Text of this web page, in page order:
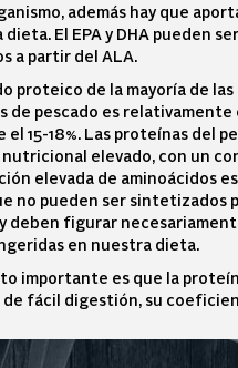
además hay que
El EPA y DHA pueden ser
a partir del ALA.
proteico de la mayoría de las
de pescado es
15-18%. Las proteínas del
nutricional elevado, con un
elevada de aminoácidos
no pueden ser sintetizados
deben figurar
en nuestra dieta.
importante es que la
de fácil digestión, su